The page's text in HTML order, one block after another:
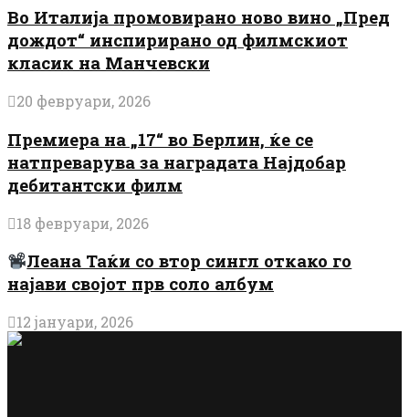
Во Италија промовирано ново вино „Пред
дождот“ инспирирано од филмскиот
класик на Манчевски
20 февруари, 2026
Премиера на „17“ во Берлин, ќе се
натпреварува за наградата Најдобар
дебитантски филм
18 февруари, 2026
Леана Таќи со втор сингл откако го
најави својот прв соло албум
12 јануари, 2026